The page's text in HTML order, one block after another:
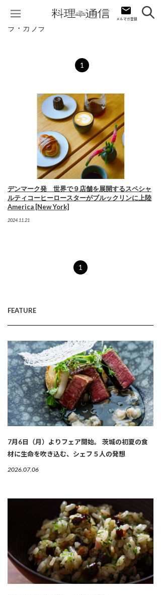
ラ・カブラ
1
デンマーク発 世界で９店舗を展開するスペシャ
ルティコーヒーロースターがブルックリンに上陸
America [New York]
2024.11.21
1
FEATURE
7月6日（月）よりフェア開始。 茨城の初夏の食
材に生命を吹き込む、シェフ５人の発想
2026.07.06